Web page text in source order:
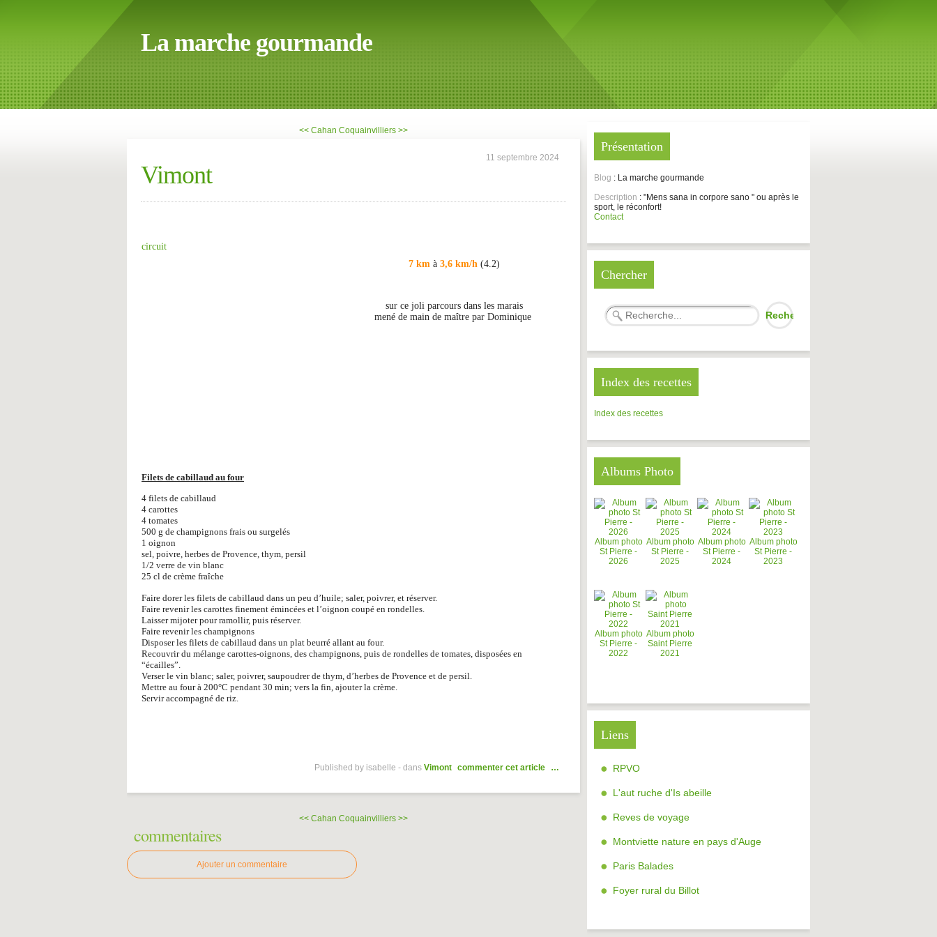
La marche gourmande
<< Cahan Coquainvilliers >>
11 septembre 2024
Vimont
circuit
7 km à 3,6 km/h (4.2)
sur ce joli parcours dans les marais
mené de main de maître par Dominique
Filets de cabillaud au four
4 filets de cabillaud
4 carottes
4 tomates
500 g de champignons frais ou surgelés
1 oignon
sel, poivre, herbes de Provence, thym, persil
1/2 verre de vin blanc
25 cl de crème fraîche
Faire dorer les filets de cabillaud dans un peu d’huile; saler, poivrer, et réserver.
Faire revenir les carottes finement émincées et l’oignon coupé en rondelles.
Laisser mijoter pour ramollir, puis réserver.
Faire revenir les champignons
Disposer les filets de cabillaud dans un plat beurré allant au four.
Recouvrir du mélange carottes-oignons, des champignons, puis de rondelles de tomates, disposées en
“écailles”.
Verser le vin blanc; saler, poivrer, saupoudrer de thym, d’herbes de Provence et de persil.
Mettre au four à 200°C pendant 30 min; vers la fin, ajouter la crème.
Servir accompagné de riz.
Published by isabelle - dans Vimont commenter cet article …
<< Cahan Coquainvilliers >>
commentaires
Ajouter un commentaire
Présentation
Blog : La marche gourmande
Description : "Mens sana in corpore sano " ou après le
sport, le réconfort!
Contact
Chercher
Index des recettes
Index des recettes
Albums Photo
Album photo
St Pierre -
2026
Album photo
St Pierre -
2025
Album photo
St Pierre -
2024
Album photo
St Pierre -
2023
Album photo
St Pierre -
2022
Album photo
Saint Pierre
2021
Liens
RPVO
L'aut ruche d'Is abeille
Reves de voyage
Montviette nature en pays d'Auge
Paris Balades
Foyer rural du Billot